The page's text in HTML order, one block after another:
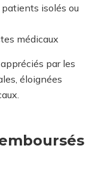
isolés ou
médicaux
par les
éloignées